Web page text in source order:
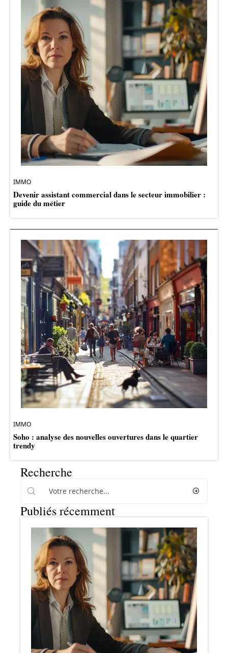
IMMO
Devenir assistant commercial dans le secteur immobilier :
guide du métier
IMMO
Soho : analyse des nouvelles ouvertures dans le quartier
trendy
Recherche
Publiés récemment